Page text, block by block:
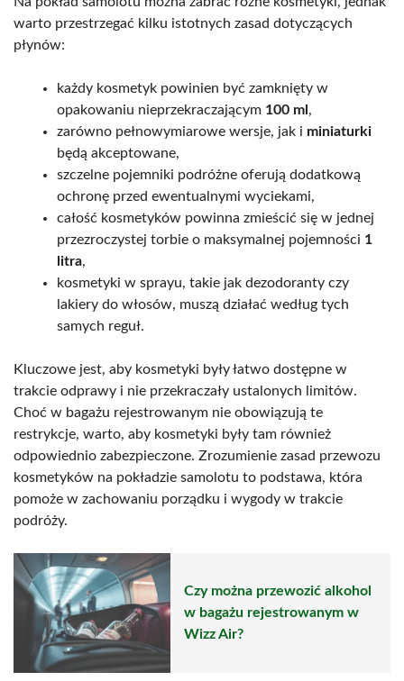
warto przestrzegać kilku istotnych zasad dotyczących
płynów:
każdy kosmetyk powinien być zamknięty w
opakowaniu nieprzekraczającym 100 ml ,
zarówno pełnowymiarowe wersje, jak i miniaturki
będą akceptowane,
szczelne pojemniki podróżne oferują dodatkową
ochronę przed ewentualnymi wyciekami,
całość kosmetyków powinna zmieścić się w jednej
przezroczystej torbie o maksymalnej pojemności 1
litra,
kosmetyki w sprayu, takie jak dezodoranty czy
lakiery do włosów, muszą działać według tych
samych reguł.
Kluczowe jest, aby kosmetyki były łatwo dostępne w
trakcie odprawy i nie przekraczały ustalonych limitów.
Choć w bagażu rejestrowanym nie obowiązują te
restrykcje, warto, aby kosmetyki były tam również
odpowiednio zabezpieczone. Zrozumienie zasad przewozu
kosmetyków na pokładzie samolotu to podstawa, która
pomoże w zachowaniu porządku i wygody w trakcie
podróży.
Czy można przewozić alkohol
w bagażu rejestrowanym w
Wizz Air?